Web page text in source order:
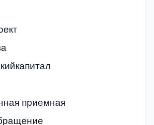
приемная